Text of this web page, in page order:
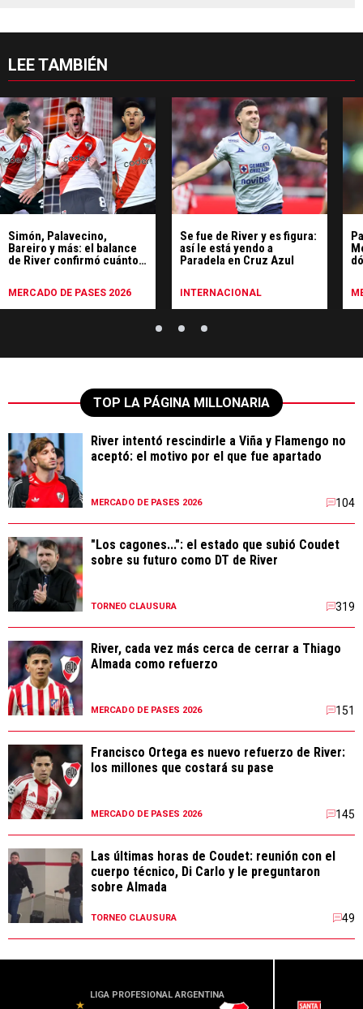
LEE TAMBIÉN
Simón, Palavecino,
Bareiro y más: el balance
de River confirmó cuántos
2025
MERCADO DE PASES 2026
Se fue de River y es figura:
así le está yendo a
Paradela en Cruz Azul
INTERNACIONAL
TOP LA PÁGINA MILLONARIA
River intentó rescindirle a Viña y Flamengo no
aceptó: el motivo por el que fue apartado
MERCADO DE PASES 2026 104
"Los cagones...": el estado que subió Coudet
sobre su futuro como DT de River
TORNEO CLAUSURA 319
River, cada vez más cerca de cerrar a Thiago
Almada como refuerzo
MERCADO DE PASES 2026 151
Francisco Ortega es nuevo refuerzo de River:
los millones que costará su pase
MERCADO DE PASES 2026 145
Las últimas horas de Coudet: reunión con el
cuerpo técnico, Di Carlo y le preguntaron
sobre Almada
TORNEO CLAUSURA 49
LIGA PROFESIONAL ARGENTINA